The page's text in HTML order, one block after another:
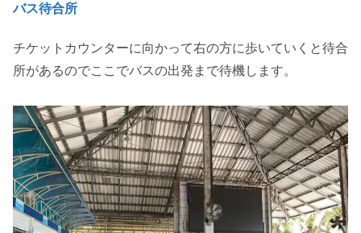
バス待合所
チケットカウンターに向かって右の方に歩いていくと待合
所があるのでここでバスの出発まで待機します。